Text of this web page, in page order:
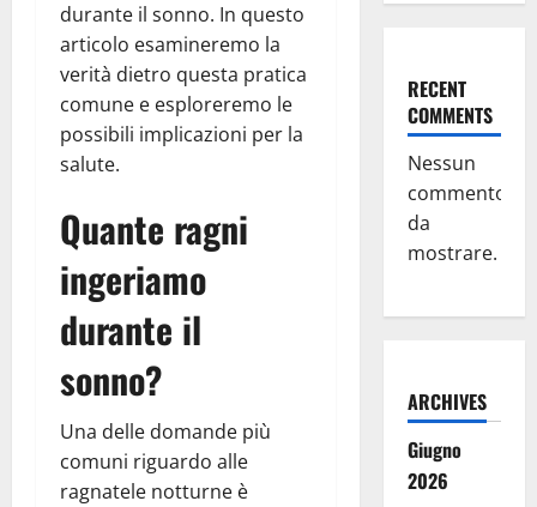
durante il sonno. In questo
articolo esamineremo la
verità dietro questa pratica
comune e esploreremo le
possibili implicazioni per la
salute.
Quante ragni
ingeriamo
durante il
sonno?
Una delle domande più
comuni riguardo alle
ragnatele notturne è
RECENT
COMMENTS
Nessun
commento
da
mostrare.
ARCHIVES
Giugno
2026